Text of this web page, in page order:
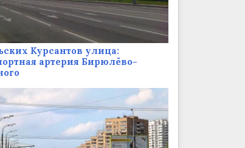
Курсантов улица:
артерия Бирюлёво-